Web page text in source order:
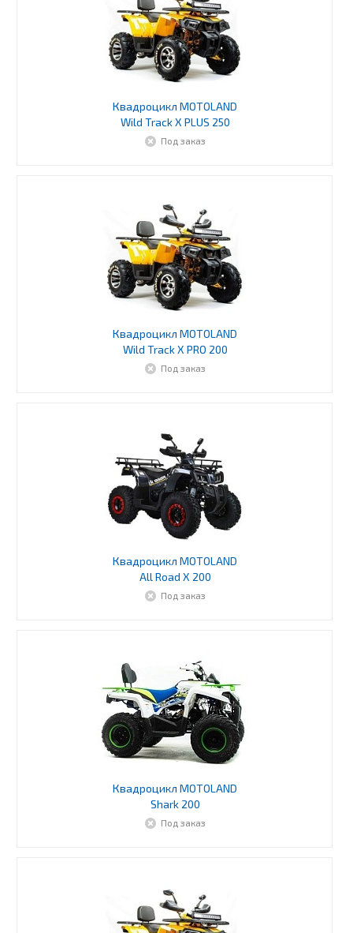
Квадроцикл MOTOLAND
Wild Track X PLUS 250
Под заказ
Квадроцикл MOTOLAND
Wild Track X PRO 200
Под заказ
Квадроцикл MOTOLAND
All Road X 200
Под заказ
Квадроцикл MOTOLAND
Shark 200
Под заказ